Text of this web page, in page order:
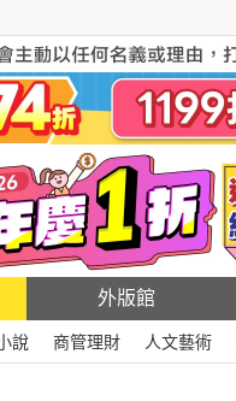
外版館
說 商管理財 人文藝術